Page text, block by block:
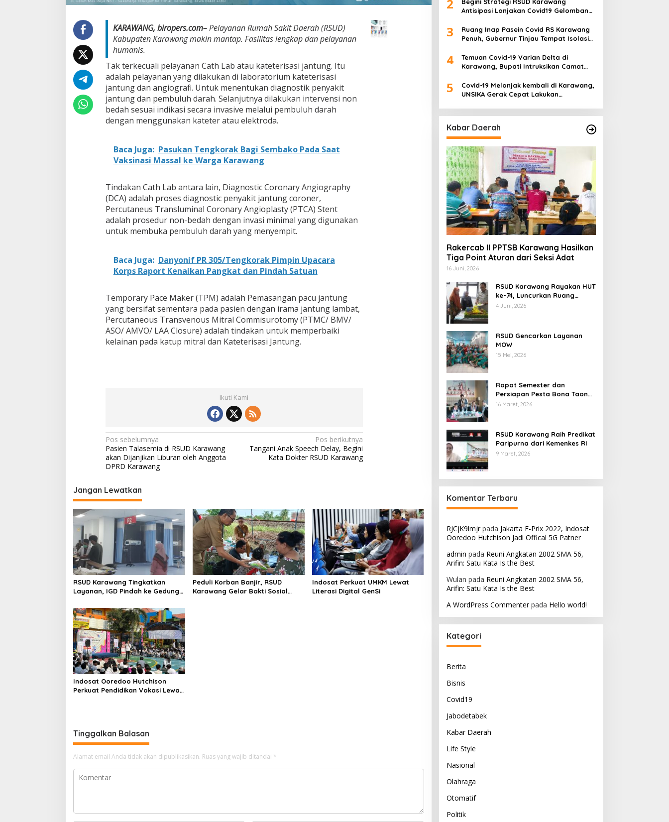
L
g
k
KARAWANG, biropers.com–Pelayanan Rumah Sakit Daerah (RSUD)
Kabupaten Karawang makin mantap. Fasilitas lengkap dan pelayanan
humanis.
Tak terkecuali pelayanan Cath Lab atau kateterisasi jantung. Itu
adalah pelayanan yang dilakukan di laboratorium kateterisasi
jantung dan angiografi. Untuk menentukan diagnostik penyakit
jantung dan pembuluh darah. Selanjutnya dilakukan intervensi non
bedah sesuai indikasi secara invasive melalui pembuluh darah
dengan menggunakan kateter atau elektroda.
Baca Juga: Pasukan Tengkorak Bagi Sembako Pada Saat
Vaksinasi Massal ke Warga Karawang
Tindakan Cath Lab antara lain, Diagnostic Coronary Angiography
(DCA) adalah proses diagnostic penyakit jantung coroner,
Percutaneus Transluminal Coronary Angioplasty (PTCA) Stent
adalah prosedur non-bedah dengan invasi minimal yang digunakan
untuk membuka pembuluh darah yang menyempit.
Baca Juga: Danyonif PR 305/Tengkorak Pimpin Upacara
Korps Raport Kenaikan Pangkat dan Pindah Satuan
Temporary Pace Maker (TPM) adalah Pemasangan pacu jantung
yang bersifat sementara pada pasien dengan irama jantung lambat,
Percutaneous Transvenous Mitral Commisurotomy (PTMC/ BMV/
ASO/ AMVO/ LAA Closure) adalah tindakan untuk memperbaiki
kelainan pada katup mitral dan Kateterisasi Jantung.
Ikuti Kami
N
a
v
i
g
a
s
p
o
s
Pos sebelumnya
Pasien Talasemia di RSUD Karawang
akan Dijanjikan Liburan oleh Anggota
DPRD Karawang
Pos berikutnya
Tangani Anak Speech Delay, Begini
Kata Dokter RSUD Karawang
Jangan Lewatkan
RSUD Karawang Tingkatkan
Layanan, IGD Pindah ke Gedung
Inap PEDES Berkapasitas 31
Tempat Tidur
Peduli Korban Banjir, RSUD
Karawang Gelar Bakti Sosial
Indosat Perkuat UMKM Lewat
Literasi Digital GenSi
Indosat Ooredoo Hutchison
Perkuat Pendidikan Vokasi Lewat
Tinggalkan Balasan
Alamat email Anda tidak akan dipublikasikan. Ruas yang wajib ditandai *
2
Antisipasi Lonjakan Covid19 Gelombang
3
Ruang Inap Pasein Covid RS Karawang
Penuh, Gubernur Tinjau Tempat Isolasi
4
Temuan Covid-19 Varian Delta di
Karawang, Bupati Intruksikan Camat
5
Covid-19 Melonjak kembali di Karawang,
UNSIKA Gerak Cepat Lakukan
Kabar Daerah
Rakercab II PPTSB Karawang Hasilkan
Tiga Point Aturan dari Seksi Adat
16 Juni, 2026
RSUD Karawang Rayakan HUT
ke-74, Luncurkan Ruang
Rawat Inap PEDES untuk
4 Juni, 2026
RSUD Gencarkan Layanan
MOW
15 Mei, 2026
Rapat Semester dan
Persiapan Pesta Bona Taon
2026 PPTSB Cabang
16 Maret, 2026
RSUD Karawang Raih Predikat
Paripurna dari Kemenkes RI
9 Maret, 2026
Komentar Terbaru
RJCjK9lmjrpada Jakarta E-Prix 2022, Indosat
Ooredoo Hutchison Jadi Offical 5G Patner
admin pada Reuni Angkatan 2002 SMA 56,
Arifin: Satu Kata Is the Best
Wulan pada Reuni Angkatan 2002 SMA 56,
Arifin: Satu Kata Is the Best
A WordPress Commenterpada Hello world!
Kategori
Berita
Bisnis
Covid19
Jabodetabek
Kabar Daerah
Life Style
Nasional
Olahraga
Otomatif
Politik